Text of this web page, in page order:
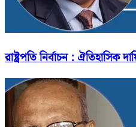
রাষ্ট্রপতি নির্বাচন : ঐতিহাসিক